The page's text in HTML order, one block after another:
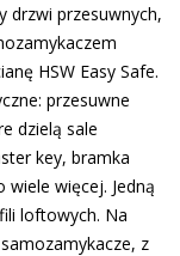
drzwi przesuwnych,
HSW Easy Safe.
przesuwne
dzielą sale
key, bramka
więcej. Jedną
loftowych. Na
z